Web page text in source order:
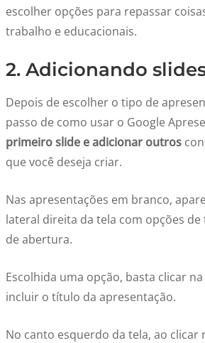
escolher opções para repassar
trabalho e educacionais.
2. Adicionando
Depois de escolher o tipo de
passo de como usar o Google
primeiro slide e adicionar outros
que você deseja criar.
Nas apresentações em branco,
lateral direita da tela com opções
de abertura.
Escolhida uma opção, basta clicar
incluir o título da apresentação.
No canto esquerdo da tela, ao clicar